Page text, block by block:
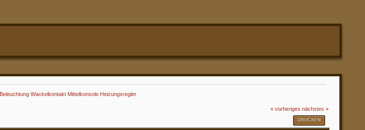
Beleuchtung Wackelkontakt Mittelkonsole Heizungsregler
« vorheriges nächstes »
DRUCKEN